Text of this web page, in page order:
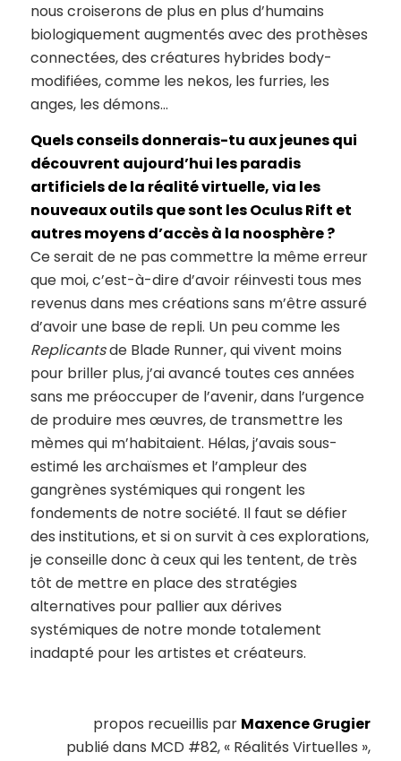
nous croiserons de plus en plus d’humains
biologiquement augmentés avec des prothèses
connectées, des créatures hybrides body-
modifiées, comme les nekos, les furries, les
anges, les démons…
Quels conseils donnerais-tu aux jeunes qui
découvrent aujourd’hui les paradis
artificiels de la réalité virtuelle, via les
nouveaux outils que sont les Oculus Rift et
autres moyens d’accès à la noosphère ?
Ce serait de ne pas commettre la même erreur
que moi, c’est-à-dire d’avoir réinvesti tous mes
revenus dans mes créations sans m’être assuré
d’avoir une base de repli. Un peu comme les
Replicantsde Blade Runner, qui vivent moins
pour briller plus, j’ai avancé toutes ces années
sans me préoccuper de l’avenir, dans l’urgence
de produire mes œuvres, de transmettre les
mèmes qui m’habitaient. Hélas, j’avais sous-
estimé les archaïsmes et l’ampleur des
gangrènes systémiques qui rongent les
fondements de notre société. Il faut se défier
des institutions, et si on survit à ces explorations,
je conseille donc à ceux qui les tentent, de très
tôt de mettre en place des stratégies
alternatives pour pallier aux dérives
systémiques de notre monde totalement
inadapté pour les artistes et créateurs.
propos recueillis par Maxence Grugier
publié dans MCD #82, « Réalités Virtuelles »,